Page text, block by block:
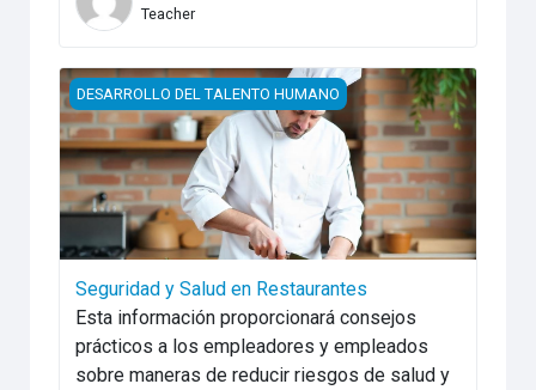
Teacher
Seguridad y Salud en Restaurantes
DESARROLLO DEL TALENTO HUMANO
Seguridad y Salud en Restaurantes
Esta información proporcionará consejos
prácticos a los empleadores y empleados
sobre maneras de reducir riesgos de salud y